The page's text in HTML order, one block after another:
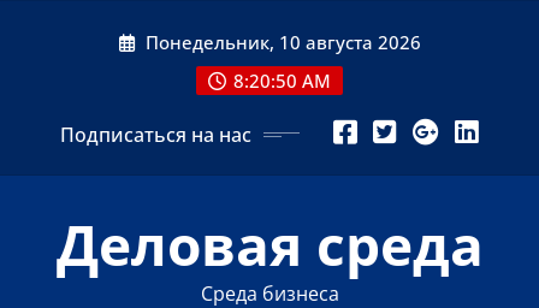
Понедельник, 10 августа 2026
8:20:51 AM
Подписаться на нас
Деловая среда
Среда бизнеса